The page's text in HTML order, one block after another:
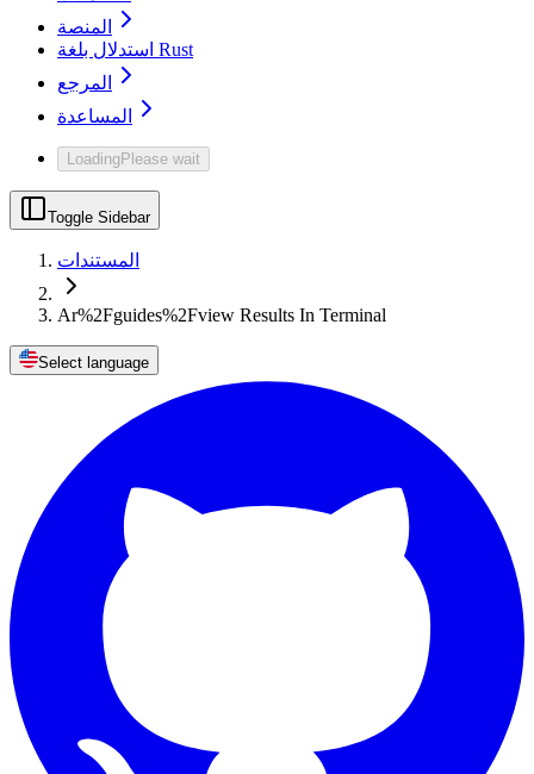
المنصة
استدلال بلغة Rust
المرجع
المساعدة
LoadingPlease wait
Toggle Sidebar
المستندات
Ar%2Fguides%2Fview Results In Terminal
Select language